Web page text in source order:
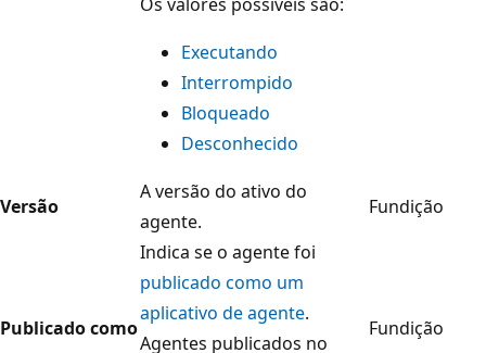
Executando
Interrompido
Bloqueado
Desconhecido
Versão
A versão do ativo do
agente.
Fundição
Publicado como
Indica se o agente foi
publicado como um
aplicativo de agente.
Agentes publicados no
Fundição